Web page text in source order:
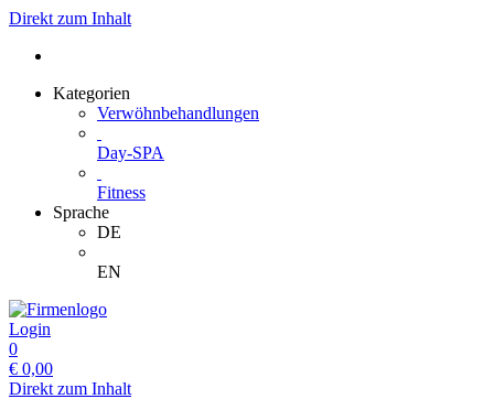
Direkt zum Inhalt
Kategorien
Verwöhnbehandlungen
Day-SPA
Fitness
Sprache
DE
EN
Login
0
€ 0,00
Direkt zum Inhalt